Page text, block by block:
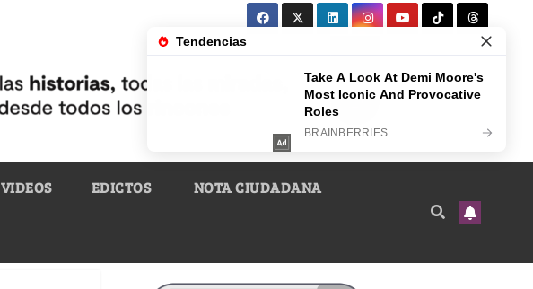
VIDEOS EDICTOS NOTA CIUDADANA